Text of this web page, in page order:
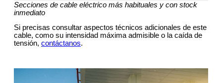
Secciones de cable eléctrico más habituales y con stock
inmediato
Si precisas consultar aspectos técnicos adicionales de este
cable, como su intensidad máxima admisible o la caída de
tensión, contáctanos.